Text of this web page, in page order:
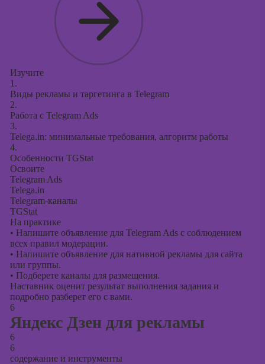
Изучите
1.
Виды рекламы и таргетинга в Telegram
2.
Работа с Telegram Ads
3.
Telega.in: минимальные требования, алгоритм работы
4.
Особенности TGStat
Освоите
Telegram Ads
Telega.in
Telegram-каналы
TGStat
На практике
• Напишите объявление для Telegram Ads с соблюдением
всех правил модерации.
• Напишите объявление для нативной рекламы для сайта
или группы.
• Подберете каналы для размещения.
Наставник оценит результат выполнения задания и
подробно разберет его с вами.
6
Яндекс Дзен для рекламы
6
6
содержание и инструменты